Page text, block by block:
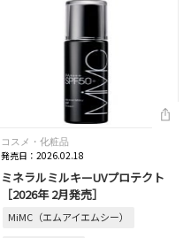
コスメ・化粧品
発売日：2026.02.18
ミネラルミルキーUVプロテクト
［2026年 2月発売］
MiMC（エムアイエムシー）